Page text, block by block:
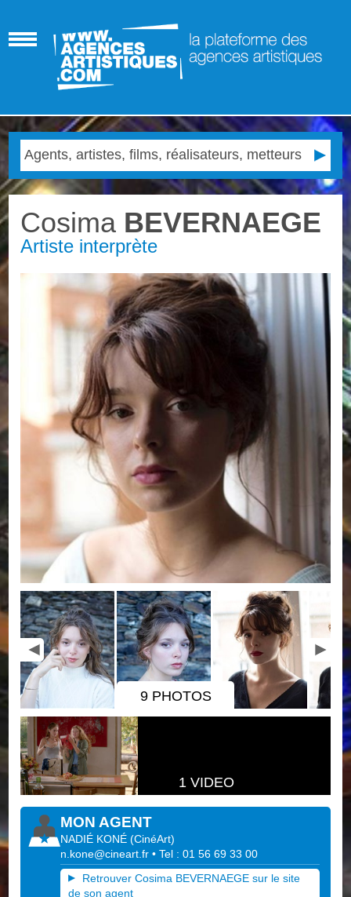
Cosima BEVERNAEGE
Artiste interprète
9 PHOTOS
1 VIDEO
MON AGENT
NADIÉ KONÉ (CinéArt)
n.kone@cineart.fr • Tel : 01 56 69 33 00
Retrouver Cosima BEVERNAEGE sur le site
de son agent